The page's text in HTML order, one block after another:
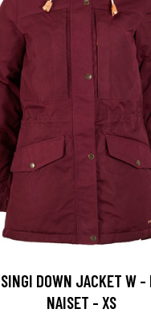
DOWN JACKET W -
NAISET - XS